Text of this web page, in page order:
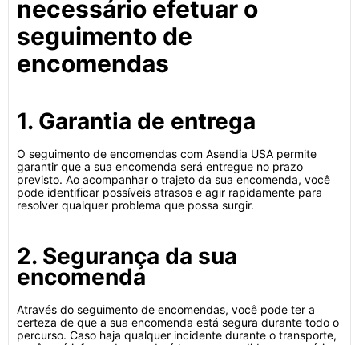
necessário efetuar o
seguimento de
encomendas
1. Garantia de entrega
O seguimento de encomendas com Asendia USA permite
garantir que a sua encomenda será entregue no prazo
previsto. Ao acompanhar o trajeto da sua encomenda, você
pode identificar possíveis atrasos e agir rapidamente para
resolver qualquer problema que possa surgir.
2. Segurança da sua
encomenda
Através do seguimento de encomendas, você pode ter a
certeza de que a sua encomenda está segura durante todo o
percurso. Caso haja qualquer incidente durante o transporte,